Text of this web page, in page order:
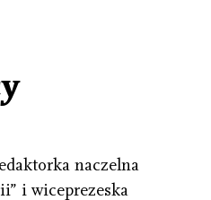
naczelna
i wiceprezeska